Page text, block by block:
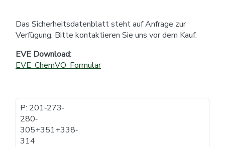
Das Sicherheitsdatenblatt steht auf Anfrage zur
Verfügung. Bitte kontaktieren Sie uns vor dem Kauf.
EVE Download:
EVE_ChemVO_Formular
P: 201​‐​273​‐​
280​‐​
305+351+338​‐​
314